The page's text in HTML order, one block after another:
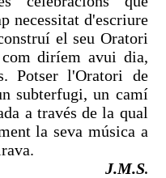
necessitat d'escriure
el seu Oratori
diríem avui dia,
Potser l'Oratori de
subterfugi, un camí
a través de la qual
la seva música a
J.M.S.